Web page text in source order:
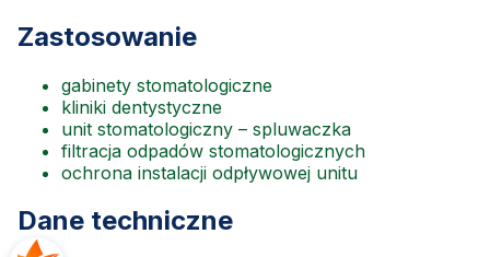
Zastosowanie
gabinety stomatologiczne
kliniki dentystyczne
unit stomatologiczny – spluwaczka
filtracja odpadów stomatologicznych
ochrona instalacji odpływowej unitu
Dane techniczne